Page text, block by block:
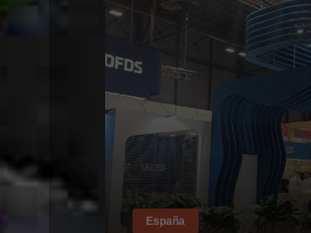
España